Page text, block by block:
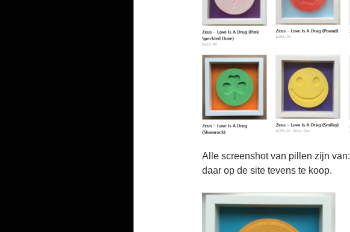
Alle screenshot van pillen zijn van:
daar op de site tevens te koop.